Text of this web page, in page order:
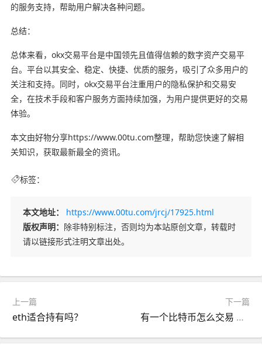
的服务支持，帮助用户解决各种问题。
总结：
总体来看，okx交易平台是中国领先且值得信赖的数字资产交易平
台。平台以其安全、稳定、快捷、优质的服务，吸引了众多用户的
关注和支持。同时，okx交易平台注重用户的隐私保护和交易安
全，在技术手段和客户服务方面持续加强，为用户提供更好的交易
体验。
本文由好物分享https://www.00tu.com整理，帮助您快速了解相
关知识，获取最新最全的资讯。
标签：
本文地址：
https://www.00tu.com/jrcj/17925.html
版权声明： 除非特别标注，否则均为本站原创文章，转载时
请以链接形式注明文章出处。
上一篇
eth适合持有吗？
下一篇
有一个比特币怎么交易 如何交易比特币